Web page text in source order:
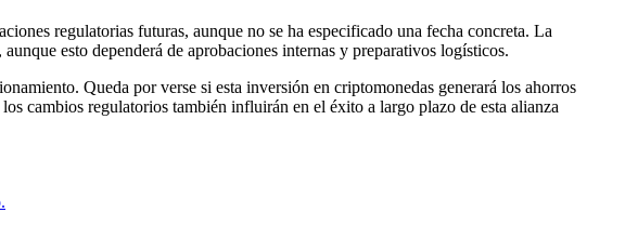
regulatorias futuras, aunque no se ha especificado una fecha concreta. La
esto dependerá de aprobaciones internas y preparativos logísticos.
Queda por verse si esta inversión en criptomonedas generará los ahorros
cambios regulatorios también influirán en el éxito a largo plazo de esta alianza